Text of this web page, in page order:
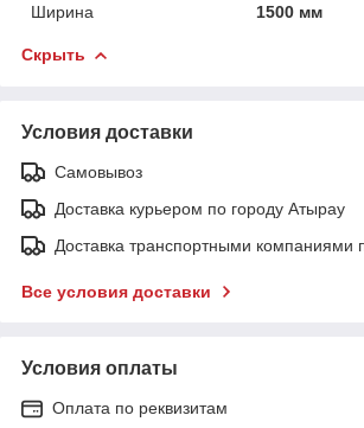
Ширина
1500 мм
Скрыть
Условия доставки
Самовывоз
Доставка курьером по городу Атырау
Доставка транспортными компаниями
Все условия доставки
Условия оплаты
Оплата по реквизитам